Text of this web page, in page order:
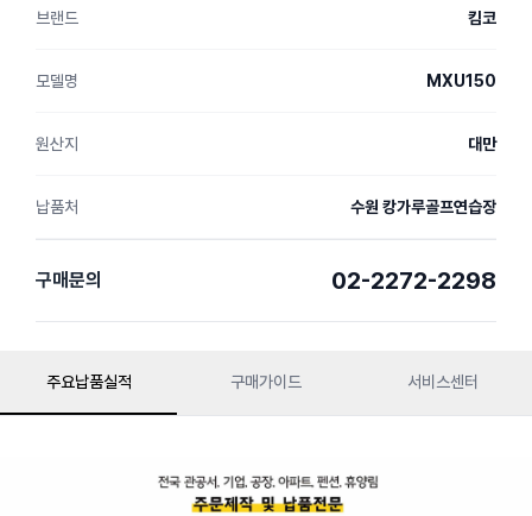
브랜드 킴코
모델명 MXU150
원산지 대만
납품처 수원 캉가루골프연습장
구매문의 02-2272-2298
주요납품실적 구매가이드 서비스센터